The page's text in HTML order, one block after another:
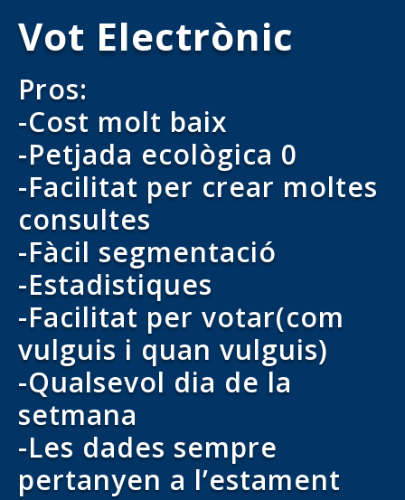
Vot Electrònic
Pros:
-Cost molt baix
-Petjada ecològica 0
-Facilitat per crear moltes
consultes
-Fàcil segmentació
-Estadistiques
-Facilitat per votar(com
vulguis i quan vulguis)
-Qualsevol dia de la
setmana
-Les dades sempre
pertanyen a l’estament